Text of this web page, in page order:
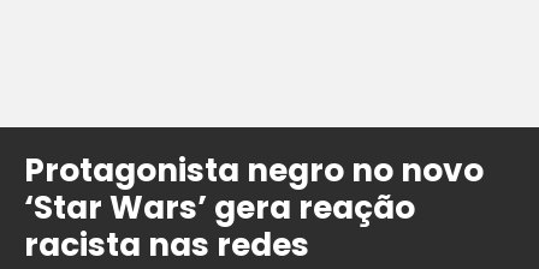
Protagonista negro no novo
‘Star Wars’ gera reação
racista nas redes